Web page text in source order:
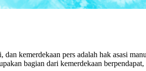
dan kemerdekaan pers adalah hak asasi
bagian dari kemerdekaan